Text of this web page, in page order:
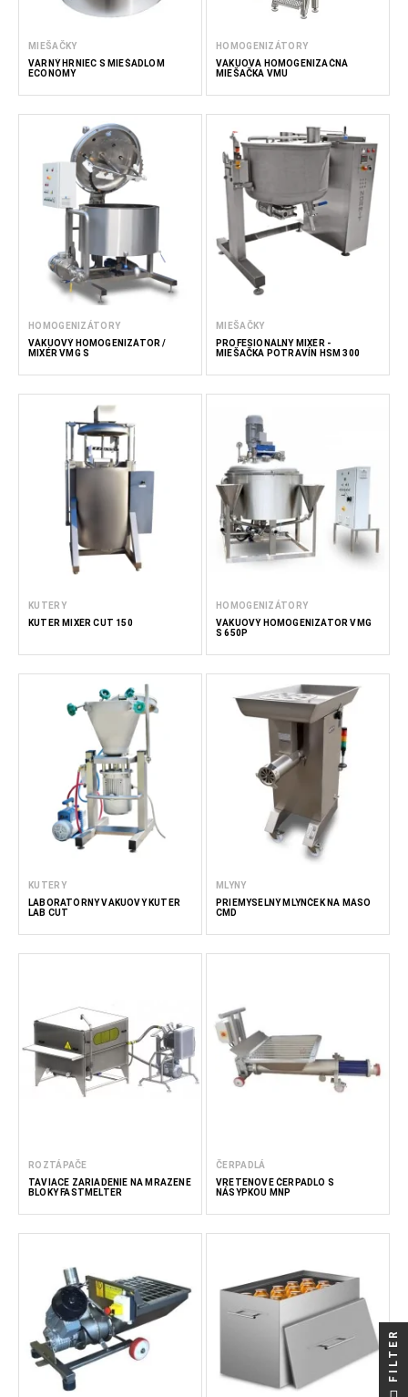
MIEŠAČKY
VARNÝ HRNIEC S MIEŠADLOM
ECONOMY
HOMOGENIZÁTORY
VÁKUOVÁ HOMOGENIZAČNÁ
MIEŠAČKA VMU
HOMOGENIZÁTORY
VÁKUOVÝ HOMOGENIZÁTOR /
MIXÉR VMG S
MIEŠAČKY
PROFESIONÁLNY MIXÉR -
MIEŠAČKA POTRAVÍN HSM 300
KUTERY
KUTER MIXÉR CUT 150
HOMOGENIZÁTORY
VÁKUOVÝ HOMOGENIZÁTOR VMG
S 650P
KUTERY
LABORATÓRNY VÁKUOVÝ KUTER
LAB CUT
MLYNY
PRIEMYSELNÝ MLYNČEK NA MÄSO
CMD
ROZTÁPAČE
TAVIACE ZARIADENIE NA MRAZENÉ
BLOKY FASTMELTER
ČERPADLÁ
VRETENOVÉ ČERPADLO S
NÁSYPKOU MNP
FILTER